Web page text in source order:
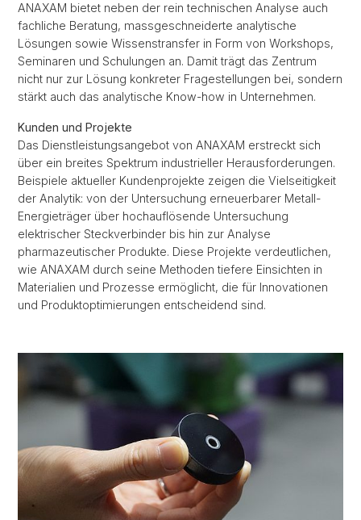
ANAXAM bietet neben der rein technischen Analyse auch
fachliche Beratung, massgeschneiderte analytische
Lösungen sowie Wissenstransfer in Form von Workshops,
Seminaren und Schulungen an. Damit trägt das Zentrum
nicht nur zur Lösung konkreter Fragestellungen bei, sondern
stärkt auch das analytische Know-how in Unternehmen.
Kunden und Projekte
Das Dienstleistungsangebot von ANAXAM erstreckt sich
über ein breites Spektrum industrieller Herausforderungen.
Beispiele aktueller Kundenprojekte zeigen die Vielseitigkeit
der Analytik: von der Untersuchung erneuerbarer Metall-
Energieträger über hochauflösende Untersuchung
elektrischer Steckverbinder bis hin zur Analyse
pharmazeutischer Produkte. Diese Projekte verdeutlichen,
wie ANAXAM durch seine Methoden tiefere Einsichten in
Materialien und Prozesse ermöglicht, die für Innovationen
und Produktoptimierungen entscheidend sind.